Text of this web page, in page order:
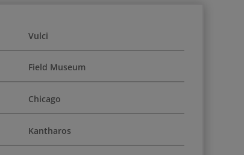
Vulci
Field Museum
Chicago
Kantharos